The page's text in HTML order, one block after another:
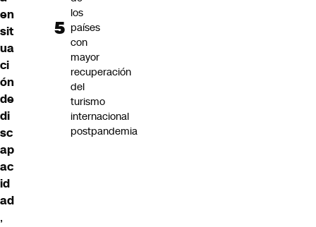
en
sit
ua
ci
ón
de
di
sc
ap
ac
id
ad
,
los
países
con
mayor
recuperación
del
turismo
internacional
postpandemia